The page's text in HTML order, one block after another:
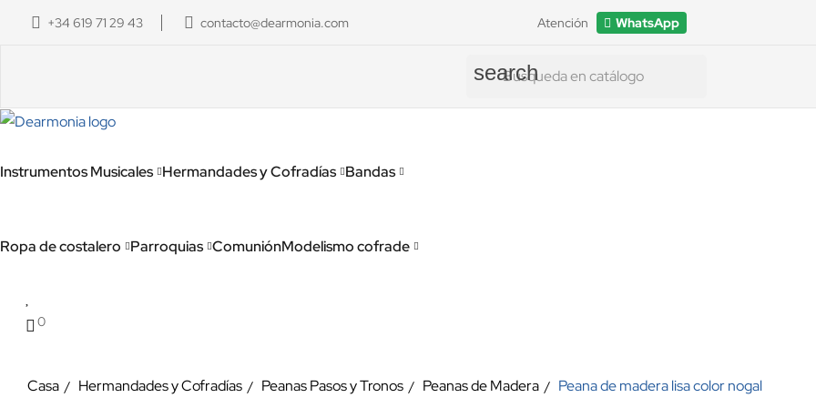
+34 619 71 29 43 contacto@dearmonia.com Atención WhatsApp
search
Instrumentos Musicales Hermandades y Cofradías Bandas
Ropa de costalero Parroquias ComuniónModelismo cofrade
0
Casa Hermandades y Cofradías Peanas Pasos y Tronos Peanas de Madera Peana de madera lisa color nogal